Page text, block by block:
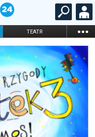
TEATR ...
STAND-UP
KARNETY